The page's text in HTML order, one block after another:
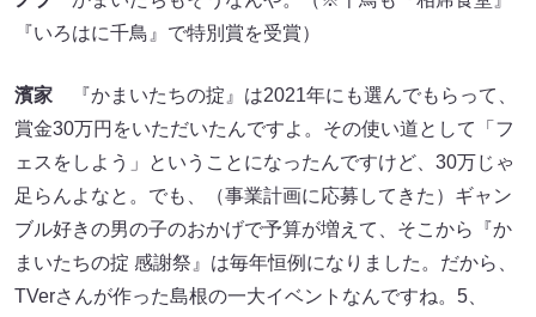
『いろはに千鳥』で特別賞を受賞）
濱家 『かまいたちの掟』は2021年にも選んでもらって、
賞金30万円をいただいたんですよ。その使い道として「フ
ェスをしよう」ということになったんですけど、30万じゃ
足らんよなと。でも、（事業計画に応募してきた）ギャン
ブル好きの男の子のおかげで予算が増えて、そこから『か
まいたちの掟 感謝祭』は毎年恒例になりました。だから、
TVerさんが作った島根の一大イベントなんですね。5、